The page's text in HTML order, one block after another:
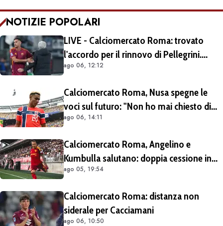
NOTIZIE POPOLARI
LIVE - Calciomercato Roma: trovato
l'accordo per il rinnovo di Pellegrini.
Prolungamento di un solo anno
ago 06, 12:12
Calciomercato Roma, Nusa spegne le
voci sul futuro: "Non ho mai chiesto di
lasciare il Lipsia. I media possono scrivere
ago 06, 14:11
Calciomercato Roma, Angelino e
Kumbulla salutano: doppia cessione in
Spagna
ago 05, 19:54
Calciomercato Roma: distanza non
siderale per Cacciamani
ago 06, 10:50